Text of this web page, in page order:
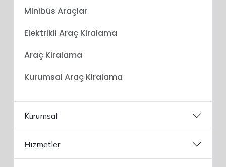
Minibüs Araçlar
Elektrikli Araç Kiralama
Araç Kiralama
Kurumsal Araç Kiralama
Kurumsal
Hizmetler